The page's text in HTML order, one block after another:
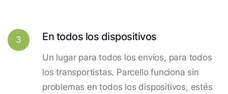
3 En todos los dispositivos
Un lugar para todos los envíos, para todos
los transportistas. Parcello funciona sin
problemas en todos los dispositivos, estés